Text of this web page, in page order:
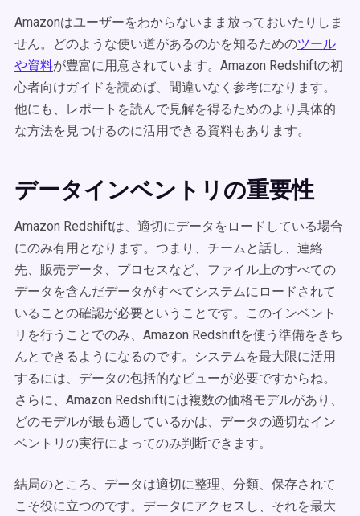
Amazonはユーザーをわからないまま放っておいたりしま
せん。どのような使い道があるのかを知るためのツール
や資料が豊富に用意されています。Amazon Redshiftの初
心者向けガイドを読めば、間違いなく参考になります。
他にも、レポートを読んで見解を得るためのより具体的
な方法を見つけるのに活用できる資料もあります。
データインベントリの重要性
Amazon Redshiftは、適切にデータをロードしている場合
にのみ有用となります。つまり、チームと話し、連絡
先、販売データ、プロセスなど、ファイル上のすべての
データを含んだデータがすべてシステムにロードされて
いることの確認が必要ということです。このインベント
リを行うことでのみ、Amazon Redshiftを使う準備をきち
んとできるようになるのです。システムを最大限に活用
するには、データの包括的なビューが必要ですからね。
さらに、Amazon Redshiftには複数の価格モデルがあり、
どのモデルが最も適しているかは、データの適切なイン
ベントリの実行によってのみ判断できます。
結局のところ、データは適切に整理、分類、保存されて
こそ役に立つのです。データにアクセスし、それを最大